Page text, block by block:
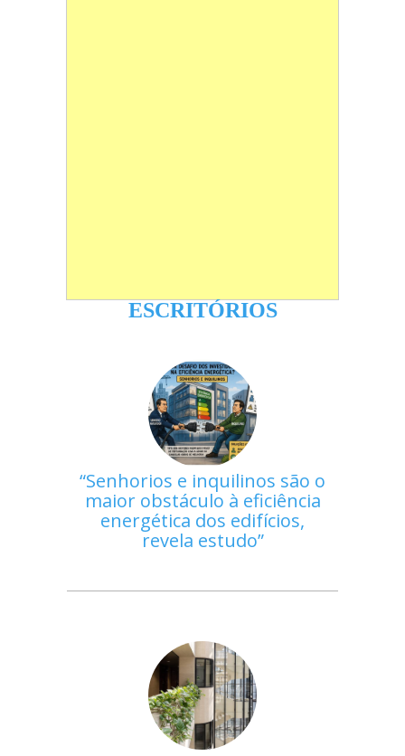
ESCRITÓRIOS
Senhorios e inquilinos são o
maior obstáculo à eficiência
energética dos edifícios,
revela estudo